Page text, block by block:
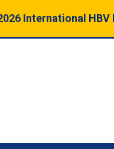
International